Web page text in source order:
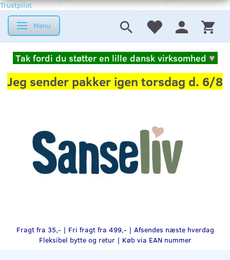
Trustpilot
Skifte navigation
Menu
Tak fordi du støtter en lille dansk virksomhed ♥
Jeg sender pakker igen torsdag d. 6/8
Fragt fra 35,- | Fri fragt fra 499,- | Afsendes næste hverdag
Fleksibel bytte og retur | Køb via EAN nummer